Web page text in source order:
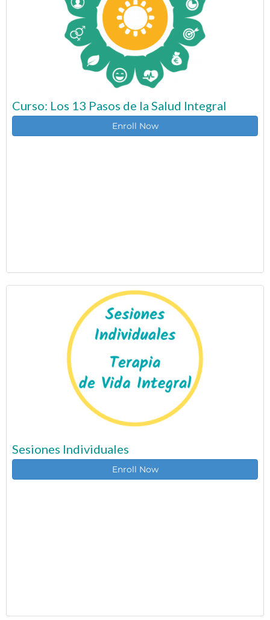
Curso: Los 13 Pasos de la Salud Integral
Enroll Now
Sesiones Individuales
Enroll Now